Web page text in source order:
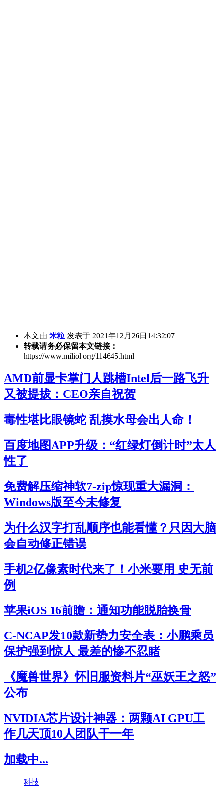
本文由 米粒 发表于 2021年12月26日14:32:07
转载请务必保留本文链接：
https://www.miliol.org/114645.html
AMD前显卡掌门人跳槽Intel后一路飞升
又被提拔：CEO亲自祝贺
毒性堪比眼镜蛇 乱摸水母会出人命！
百度地图APP升级：“红绿灯倒计时”太人
性了
免费解压缩神软7-zip惊现重大漏洞：
Windows版至今未修复
为什么汉字打乱顺序也能看懂？只因大脑
会自动修正错误
手机2亿像素时代来了！小米要用 史无前
例
苹果iOS 16前瞻：通知功能脱胎换骨
C-NCAP发10款新势力安全表：小鹏乘员
保护强到惊人 最差的惨不忍睹
《魔兽世界》怀旧服资料片“巫妖王之怒”
公布
NVIDIA芯片设计神器：两颗AI GPU工
作几天顶10人团队干一年
加载中...
科技